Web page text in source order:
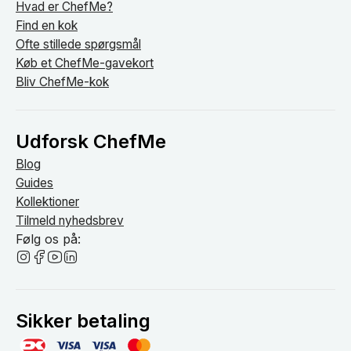
Hvad er ChefMe?
Find en kok
Ofte stillede spørgsmål
Køb et ChefMe-gavekort
Bliv ChefMe-kok
Udforsk ChefMe
Blog
Guides
Kollektioner
Tilmeld nyhedsbrev
Følg os på:
Sikker betaling